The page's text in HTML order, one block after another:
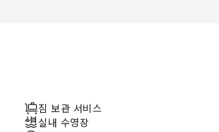
짐 보관 서비스
실내 수영장